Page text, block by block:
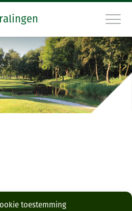
toestemming
45 22 475
STARTTIJD